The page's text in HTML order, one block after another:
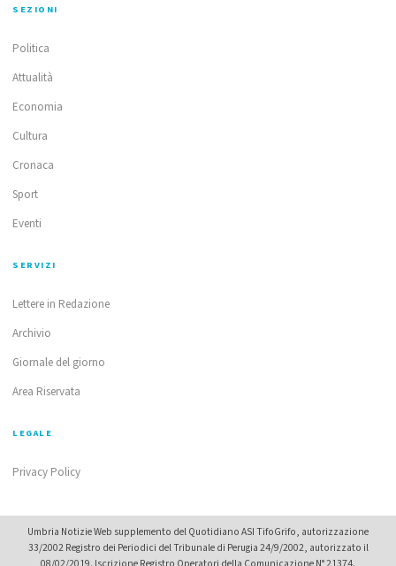
SEZIONI
Politica
Attualità
Economia
Cultura
Cronaca
Sport
Eventi
SERVIZI
Lettere in Redazione
Archivio
Giornale del giorno
Area Riservata
LEGALE
Privacy Policy
Umbria Notizie Web supplemento del Quotidiano ASI TifoGrifo, autorizzazione
33/2002 Registro dei Periodici del Tribunale di Perugia 24/9/2002, autorizzato il